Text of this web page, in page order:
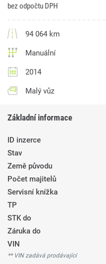
bez odpočtu DPH
94 064 km
Manuální
2014
Malý vůz
Základní informace
ID inzerce
Stav
Země původu
Počet majitelů
Servisní knížka
TP
STK do
Záruka do
VIN
** VIN zadává prodávající